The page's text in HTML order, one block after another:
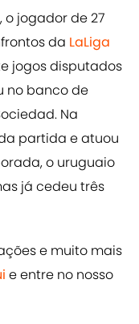
o jogador de 27
da LaLiga
jogos disputados
no banco de
Na
partida e atuou
o uruguaio
já cedeu três
e muito mais
e entre no nosso